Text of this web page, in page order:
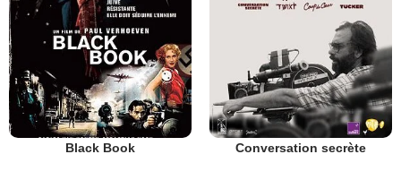
Black Book Conversation secrète